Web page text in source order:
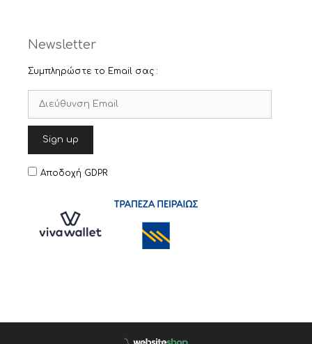
Newsletter
Συμπληρώστε το Email σας :
Αποδοχή GDPR